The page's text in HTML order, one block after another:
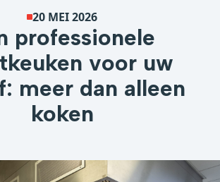
20 MEI 2026
professionele
voor uw
meer dan alleen
koken